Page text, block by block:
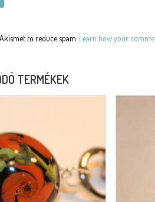
to reduce spam. Learn how your
TERMÉKEK